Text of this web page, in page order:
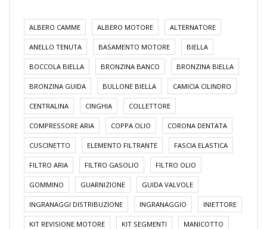
ALBERO CAMME ALBERO MOTORE ALTERNATORE
ANELLO TENUTA BASAMENTO MOTORE BIELLA
BOCCOLA BIELLA BRONZINA BANCO BRONZINA BIELLA
BRONZINA GUIDA BULLONE BIELLA CAMICIA CILINDRO
CENTRALINA CINGHIA COLLETTORE
COMPRESSORE ARIA COPPA OLIO CORONA DENTATA
CUSCINETTO ELEMENTO FILTRANTE FASCIA ELASTICA
FILTRO ARIA FILTRO GASOLIO FILTRO OLIO
GOMMINO GUARNIZIONE GUIDA VALVOLE
INGRANAGGI DISTRIBUZIONE INGRANAGGIO INIETTORE
KIT REVISIONE MOTORE KIT SEGMENTI MANICOTTO